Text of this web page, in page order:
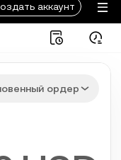
аккаунт
ордер